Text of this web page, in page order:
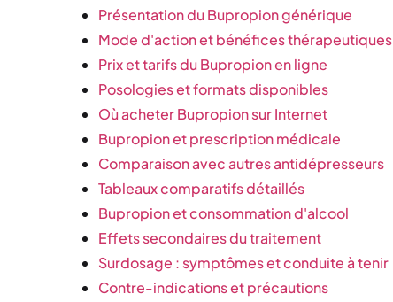
Présentation du Bupropion générique
Mode d'action et bénéfices thérapeutiques
Prix et tarifs du Bupropion en ligne
Posologies et formats disponibles
Où acheter Bupropion sur Internet
Bupropion et prescription médicale
Comparaison avec autres antidépresseurs
Tableaux comparatifs détaillés
Bupropion et consommation d'alcool
Effets secondaires du traitement
Surdosage : symptômes et conduite à tenir
Contre-indications et précautions